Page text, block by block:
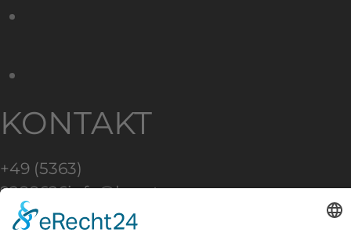
KONTAKT
+49 (5363)
9288626info@lasertag-
revolution.de